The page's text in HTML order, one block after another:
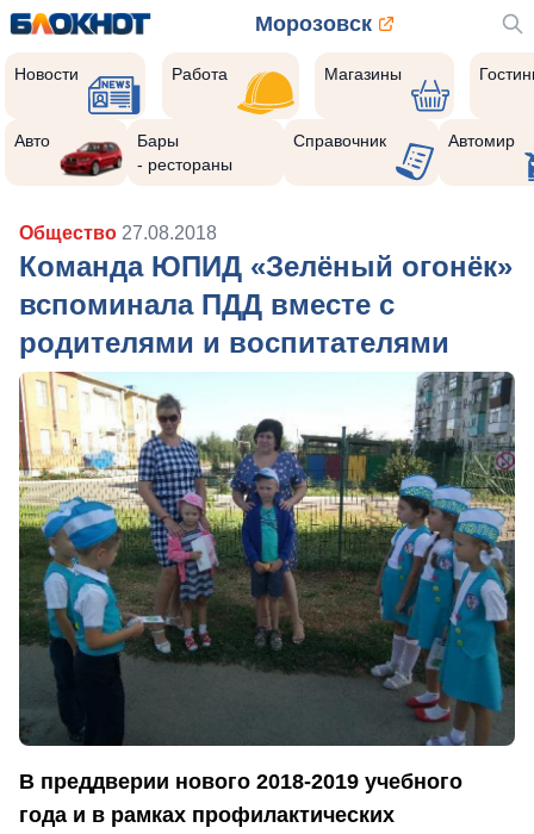
Морозовск
Новости Работа Магазины
Авто
Бары
- рестораны
Справочник Автомир
Общество 27.08.2018
Команда ЮПИД «Зелёный огонёк»
вспоминала ПДД вместе с
родителями и воспитателями
В преддверии нового 2018-2019 учебного
года и в рамках профилактических